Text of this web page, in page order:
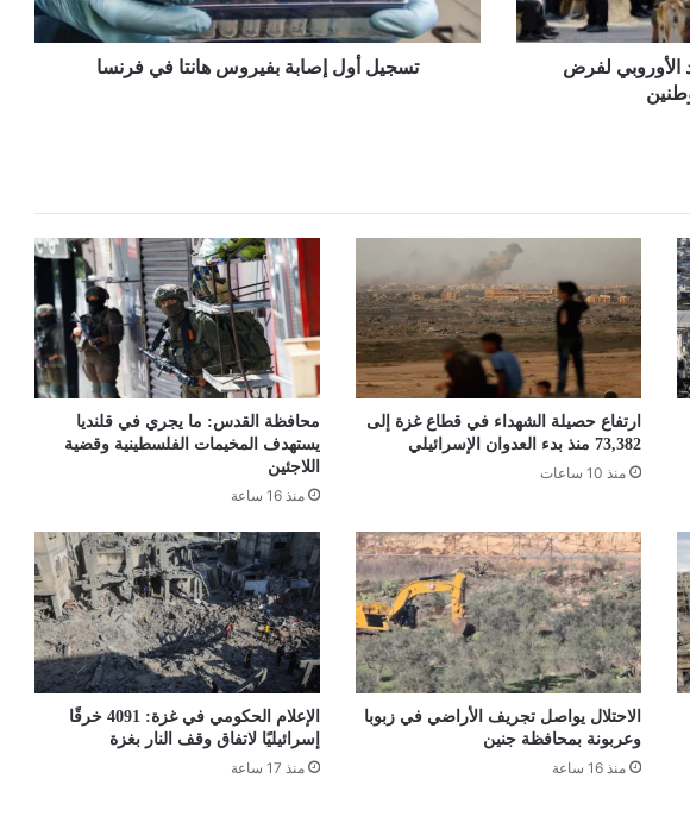
الأوروبي لفرض
تسجيل أول إصابة بفيروس هانتا في فرنسا
ارتفاع حصيلة الشهداء في قطاع غزة إلى
73,382 منذ بدء العدوان الإسرائيلي
منذ 10 ساعات
محافظة القدس: ما يجري في قلنديا
يستهدف المخيمات الفلسطينية وقضية
اللاجئين
منذ 16 ساعة
الاحتلال يواصل تجريف الأراضي في زبوبا
وعربونة بمحافظة جنين
منذ 16 ساعة
الإعلام الحكومي في غزة: 4091 خرقًا
إسرائيليًا لاتفاق وقف النار بغزة
منذ 17 ساعة